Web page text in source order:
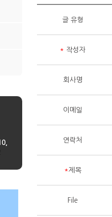
글 유형
* 작성자
회사명
이메일
연락처
*제목
File